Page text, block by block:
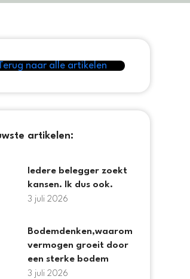
naar alle artikelen
artikelen:
Iedere belegger zoekt
kansen. Ik dus ook.
3 juli 2026
Bodemdenken,waarom
vermogen groeit door
een sterke bodem
3 juli 2026